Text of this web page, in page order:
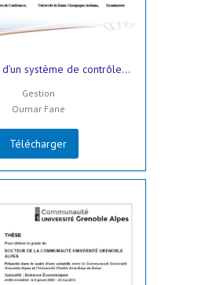
système de contrôle...
Gestion
Oumar Fane
Télécharger